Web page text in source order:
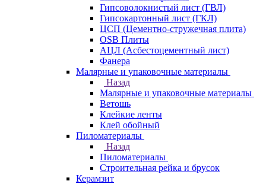
Гипсоволокнистый лист (ГВЛ)
Гипсокартонный лист (ГКЛ)
ЦСП (Цементно-стружечная плита)
OSB Плиты
АЦЛ (Асбестоцементный лист)
Фанера
Малярные и упаковочные материалы
Назад
Малярные и упаковочные материалы
Ветошь
Клейкие ленты
Клей обойный
Пиломатериалы
Назад
Пиломатериалы
Строительная рейка и брусок
Керамзит